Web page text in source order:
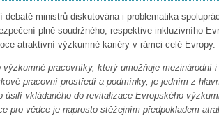
debatě ministrů diskutována i problematika
plně soudržného, respektive inkluzivního
atraktivní výzkumné kariéry v rámci celé Evropy.
výzkumné pracovníky, který umožňuje mezinárodní
pracovní prostředí a podmínky, je jedním z
úsilí vkládaného do revitalizace Evropského
pro vědce je naprosto stěžejním předpokladem